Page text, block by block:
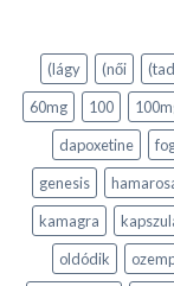
(lágy (női
60mg
100
dapoxetine
genesis
kamagra
oldódik